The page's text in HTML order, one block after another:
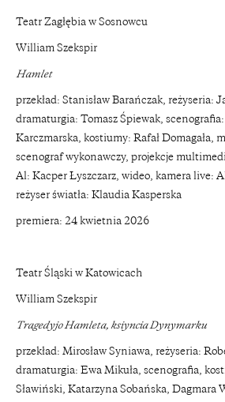
Teatr Zagłębia w Sosnowcu
William Szekspir
Hamlet
przekład: Stanisław Barańczak, reżyseria:
dramaturgia: Tomasz Śpiewak,
Karczmarska, kostiumy: Rafał Domagała,
scenograf wykonawczy, projekcje
Al: Kacper Łyszczarz, wideo, kamera live:
reżyser światła: Klaudia Kasperska
premiera: 24 kwietnia 2026
Teatr Śląski w Katowicach
William Szekspir
Tragedyjo Hamleta, ksiyncia Dynymarku
przekład: Mirosław Syniawa, reżyseria:
dramaturgia: Ewa Mikuła, scenografia,
Sławiński, Katarzyna Sobańska, Dagmara